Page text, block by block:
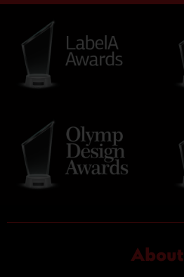
About